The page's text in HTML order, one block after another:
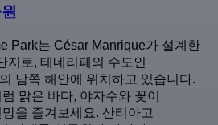
Park는 César Manrique가 설계한
지로, 테네리페의 수도인
남쪽 해안에 위치하고 있습니다.
맑은 바다, 야자수와 꽃이
을 즐겨보세요. 산티아고